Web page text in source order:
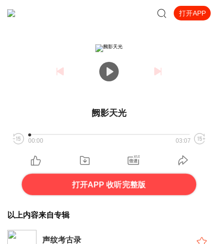
打开APP
阙影天光
00:00 03:07
打开APP 收听完整版
以上内容来自专辑
声纹考古录